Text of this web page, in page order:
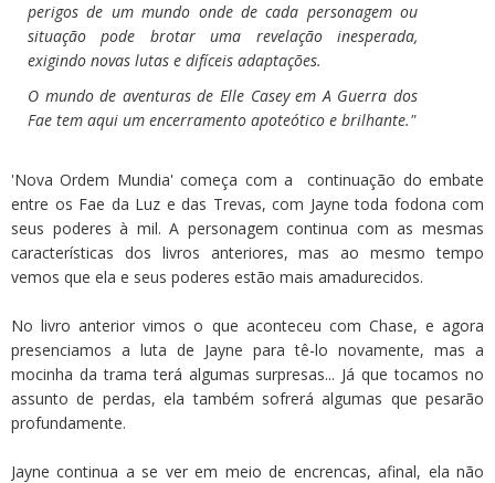
perigos de um mundo onde de cada personagem ou
situação pode brotar uma revelação inesperada,
exigindo novas lutas e difíceis adaptações.
O mundo de aventuras de Elle Casey em A Guerra dos
Fae tem aqui um encerramento apoteótico e brilhante."
'Nova Ordem Mundia' começa com a continuação do embate
entre os Fae da Luz e das Trevas, com Jayne toda fodona com
seus poderes à mil. A personagem continua com as mesmas
características dos livros anteriores, mas ao mesmo tempo
vemos que ela e seus poderes estão mais amadurecidos.
No livro anterior vimos o que aconteceu com Chase, e agora
presenciamos a luta de Jayne para tê-lo novamente, mas a
mocinha da trama terá algumas surpresas... Já que tocamos no
assunto de perdas, ela também sofrerá algumas que pesarão
profundamente.
Jayne continua a se ver em meio de encrencas, afinal, ela não